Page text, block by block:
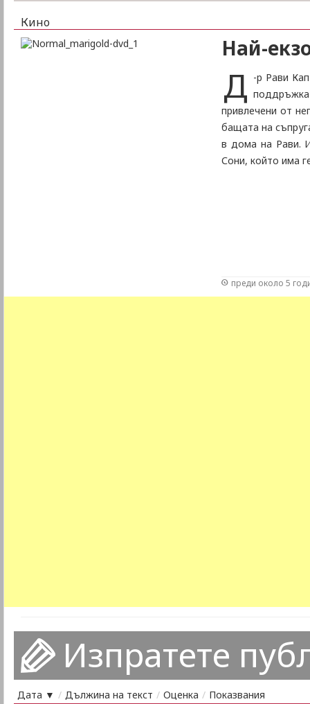
Кино
Най-
Д -р Рави
привлечени от
бащата на
в дома на Рави.
Сони, който има
преди около 5
Изпратете
Дата ▼ / Дължина на текст / Оценка / Показвания